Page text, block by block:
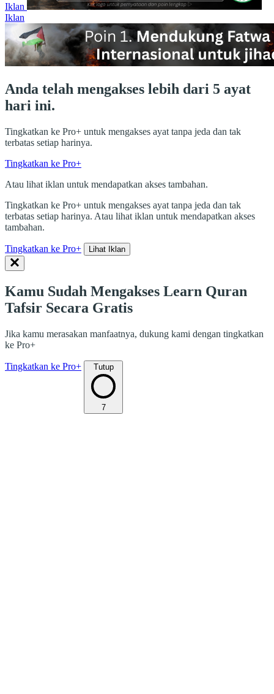
Iklan
Iklan
Anda telah mengakses lebih dari 5 ayat
hari ini.
Tingkatkan ke Pro+ untuk mengakses ayat tanpa jeda dan tak
terbatas setiap harinya.
Tingkatkan ke Pro+
Atau lihat iklan untuk mendapatkan akses tambahan.
Tingkatkan ke Pro+ untuk mengakses ayat tanpa jeda dan tak
terbatas setiap harinya. Atau lihat iklan untuk mendapatkan akses
tambahan.
Tingkatkan ke Pro+ Lihat Iklan
Kamu Sudah Mengakses Learn Quran
Tafsir Secara Gratis
Jika kamu merasakan manfaatnya, dukung kami dengan tingkatkan
ke Pro+
Tingkatkan ke Pro+ Tutup
7